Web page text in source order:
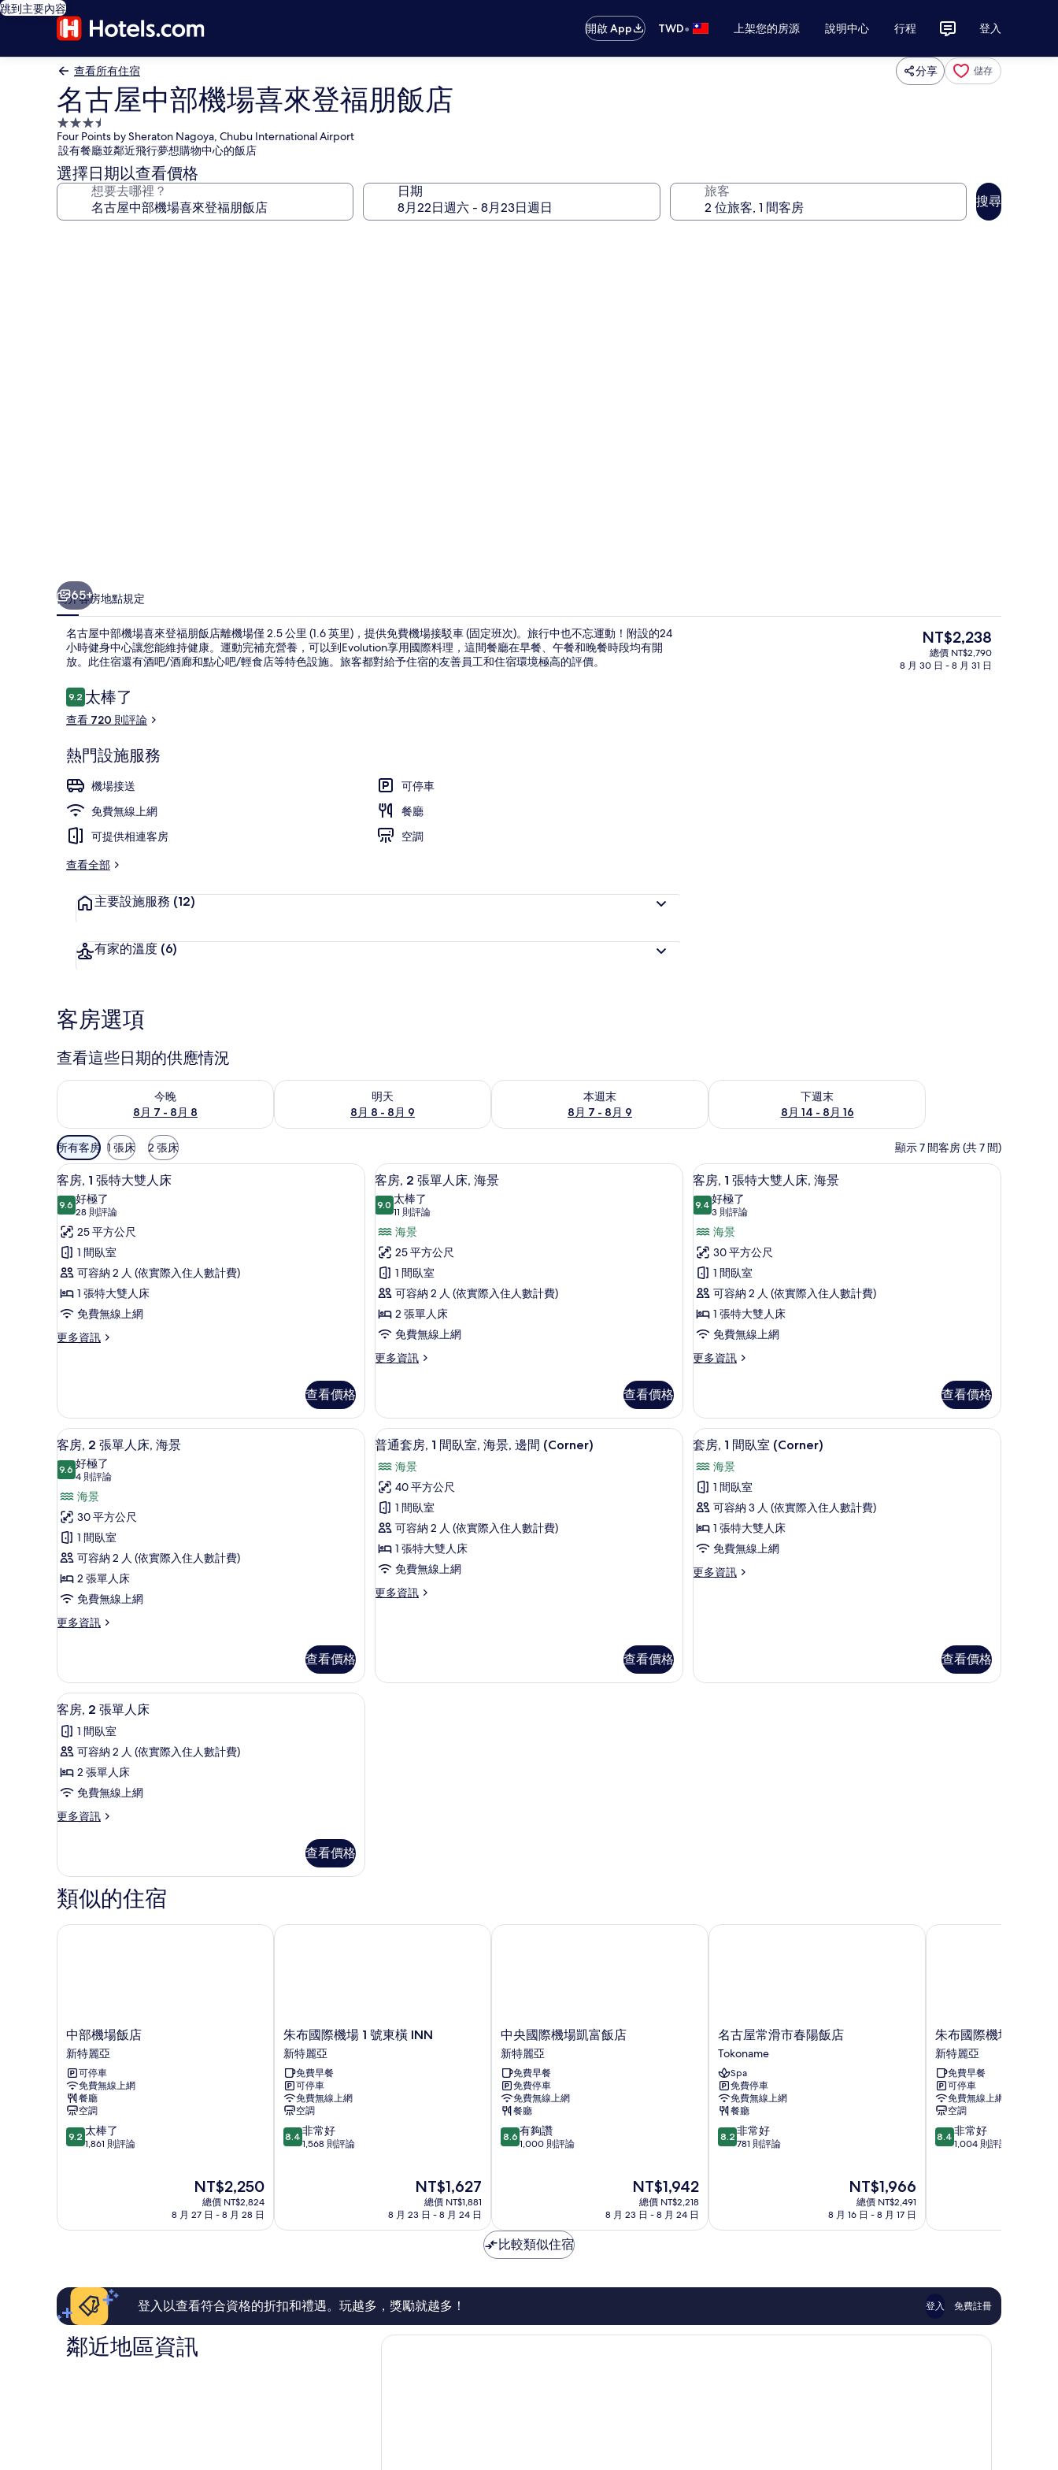
跳到主要內容
開啟 App
TWD• 上架您的房源 說明中心 行程 登入
查看所有住宿 分享 儲存
名古屋中部機場喜來登福朋飯店
3.5
星
級
住
宿
Four Points by Sheraton Nagoya, Chubu International Airport
設有餐廳並鄰近飛行夢想購物中心的飯店
選擇日期以查看價格
想要去哪裡？ 日期 旅客
搜尋
的
相
片
集
客房, 2 張單人床, 海景 | 1 間臥室、高
65+
簡介客房地點規定
名古屋中部機場喜來登福朋飯店離機場僅 2.5 公里 (1.6 英里)，提供免費機場接駁車 (固定班次)。旅行中也不忘運動！附設的24
小時健身中心讓您能維持健康。運動完補充營養，可以到Evolution享用國際料理，這間餐廳在早餐、午餐和晚餐時段均有開
放。此住宿還有酒吧/酒廊和點心吧/輕食店等特色設施。旅客都對給予住宿的友善員工和住宿環境極高的評價。
評
論
9.29.2 分，滿分 10 分，
太棒了
查看 720 則評論
熱門設施服務
機場接送
可停車
免費無線上網
餐廳
可提供相連客房
空調
查看全部
主要設施服務 (12)
有家的溫度 (6)
目
前
的
NT$2,238
總價 NT$2,790
8 月 30 日 - 8 月 31 日
客房選項
查看這些日期的供應情況
今晚
8月 7 - 8月 8
查看今晚 (8月 7 - 8月 8) 的供應情況
明天
8月 8 - 8月 9
查看明天 (8月 8 - 8月 9) 的供應情況
本週末
8月 7 - 8月 9
查看本週末 (8月 7 - 8月 9) 的供應情況
下週末
8月 14 - 8月 16
查看下週末 (8月 14 - 8月 16) 的供應情況
可
用
的
客
房
篩
選
條
件
所有客房 1 張床 2 張床 顯示 7 間客房 (共 7 間)
顯
示
客
房,
張
特
大
雙
所
有
相
片
1 間臥室、高級寢具、羽絨被、記憶床墊
10
客房, 1 張特大雙人床
9.69.6 分，滿分 10 分
好極了
28 則評論
(28
則
評
論)
25 平方公尺
1 間臥室
可容納 2 人 (依實際入住人數計費)
1 張特大雙人床
免費無線上網
更多資訊
更
張
特
大
雙
人
床
的
情
查看價格
顯
示
客
房,
2
張
單
人
床,
海
所
有
相
片
1 間臥室、高級寢具、羽絨被、記憶床墊
8
客房, 2 張單人床, 海景
9.09.0 分，滿分 10 分
太棒了
11 則評論
(11
則
評
論)
海景
25 平方公尺
1 間臥室
可容納 2 人 (依實際入住人數計費)
2 張單人床
免費無線上網
更多資訊
更
2
張
單
人
床,
海
景
的
詳
情
查看價格
顯
示
客
房,
1
張
特
大
雙
人
景
的
所
有
相
片
1 間臥室、高級寢具、羽絨被、記憶床墊
8
客房, 1 張特大雙人床, 海景
9.49.4 分，滿分 10 分
好極了
3 則評論
(3
則
評
論)
海景
30 平方公尺
1 間臥室
可容納 2 人 (依實際入住人數計費)
1 張特大雙人床
免費無線上網
更多資訊
更
1
張
特
雙
人
床,
海
景
的
詳
情
查看價格
顯
示
客
房,
2
張
單
人
床,
海
所
有
相
片
客房, 2 張單人床, 海景 | 1 間臥室、高級寢具、羽絨被、記憶床墊
10
客房, 2 張單人床, 海景
9.69.6 分，滿分 10 分
好極了
4 則評論
(4
則
評
論)
海景
30 平方公尺
1 間臥室
可容納 2 人 (依實際入住人數計費)
2 張單人床
免費無線上網
更多資訊
更
2
張
單
床,
海
的
詳
查看價格
顯
示
普
通
套
房,
1
間
臥
邊
普通套房, 1 間臥室, 海景, 邊間 (Corner) | 1 間臥室、高級寢具、羽絨被、記憶床墊
8
普通套房, 1 間臥室, 海景, 邊間 (Corner)
海景
40 平方公尺
1 間臥室
可容納 2 人 (依實際入住人數計費)
1 張特大雙人床
免費無線上網
更多資訊
更
1
查看價格
顯
套
房,
1
間
臥
室
相
套房, 1 間臥室 (Corner) | 起居區 | 50-吋LED
6
套房, 1 間臥室 (Corner)
海景
1 間臥室
可容納 3 人 (依實際入住人數計費)
1 張特大雙人床
免費無線上網
更多資訊
更
室
(Corner)
查看價格
顯
示
客
房,
2
張
單
床
的
所
有
1 間臥室、高級寢具、羽絨被、記憶床墊
6
客房, 2 張單人床
1 間臥室
可容納 2 人 (依實際入住人數計費)
2 張單人床
免費無線上網
更多資訊
更
2
張
單
人
床
查看價格
類似的住宿
中
部
機
場
飯
店
新
特
麗
中部機場飯店
新特麗亞
可停車
免費無線上網
餐廳
空調
9.2
分，
棒
評
論
9.2 太棒了
1,861 則評論
現
在
價
NT$2,250
總價 NT$2,824
8 月 27 日 - 8 月 28 日
中部機場飯店
朱
布
國
際
機
場
1
號
東
亞
朱布國際機場 1 號東橫 INN
新特麗亞
免費早餐
可停車
免費無線上網
空調
8.4
分，
常
評
論
8.4 非常好
1,568 則評論
現
在
價
NT$1,627
總價 NT$1,881
8 月 23 日 - 8 月 24 日
朱布國際機場 1 號東橫 INN
中
央
國
際
機
場
凱
富
飯
中央國際機場凱富飯店
新特麗亞
免費早餐
免費停車
免費無線上網
餐廳
8.6
分，
夠
讚，
1,000
評
8.6 有夠讚
1,000 則評論
現
在
價
NT$1,942
總價 NT$2,218
8 月 23 日 - 8 月 24 日
中央國際機場凱富飯店
名
古
屋
常
滑
市
春
陽
飯
名古屋常滑市春陽飯店
Tokoname
Spa
免費停車
免費無線上網
餐廳
8.2
分，
常
評
8.2 非常好
781 則評論
現
在
價
NT$1,966
總價 NT$2,491
8 月 16 日 - 8 月 17 日
名古屋常滑市春陽飯店
朱
布
國
際
機
場
2
號
東
亞
朱布國際機場 2 號東
新特麗亞
免費早餐
可停車
免費無線上網
空調
8.4
分，
常
評
論
8.4 非常好
1,004 則評論
朱布國際機場 2 號東橫
比較類似住宿
登入以查看符合資格的折扣和禮遇。玩越多，獎勵就越多！ 登入 免費註冊
鄰近地區資訊